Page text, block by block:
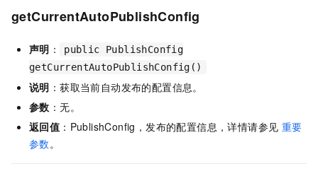
getCurrentAutoPublishConfig
声明 ：
public PublishConfig
getCurrentAutoPublishConfig()
说明 ：获取当前自动发布的配置信息。
参数 ：无。
返回值 ：PublishConfig，发布的配置信息，详情请参见 重要
参数 。